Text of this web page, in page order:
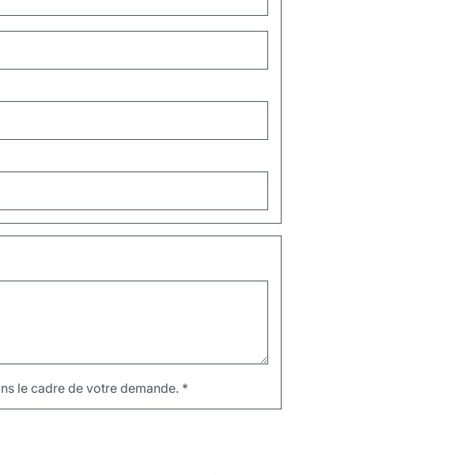
le cadre de votre demande. *